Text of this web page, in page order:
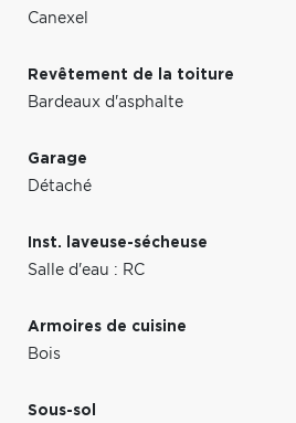
Canexel
Revêtement de la toiture
Bardeaux d'asphalte
Garage
Détaché
Inst. laveuse-sécheuse
Salle d'eau : RC
Armoires de cuisine
Bois
Sous-sol